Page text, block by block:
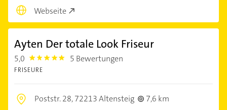
Webseite
Ayten Der totale Look Friseur
5,0 5.0 5 Bewertungen
FRISEURE
Poststr. 28,72213 Altensteig
7,6 km